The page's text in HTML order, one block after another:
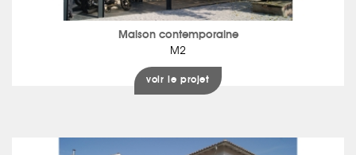
Maison contemporaine
M2
voir le projet